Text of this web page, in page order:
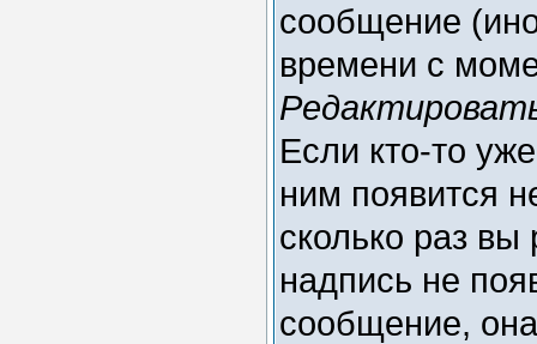
сообщение
времени с
Если кто-то
ним появится
сколько раз
надпись не
сообщение,